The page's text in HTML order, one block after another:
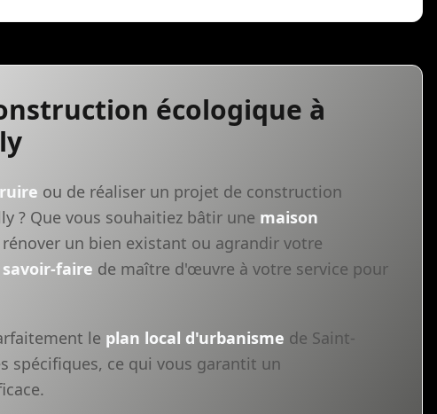
écologique à
ou de réaliser un projet de construction
? Que vous souhaitiez bâtir une maison
un bien existant ou agrandir votre
savoir-faire de maître d'œuvre à votre service pour
le plan local d'urbanisme de Saint-
spécifiques, ce qui vous garantit un